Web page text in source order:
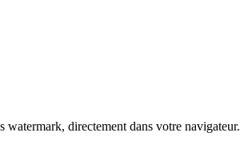
watermark, directement dans votre navigateur.